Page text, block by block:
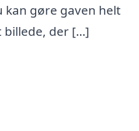
kan gøre gaven helt
billede, der […]